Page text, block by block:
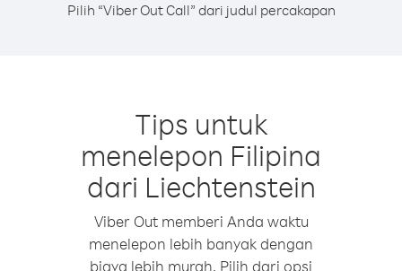
Pilih “Viber Out Call” dari judul percakapan
Tips untuk
menelepon Filipina
dari Liechtenstein
Viber Out memberi Anda waktu
menelepon lebih banyak dengan
biaya lebih murah. Pilih dari opsi